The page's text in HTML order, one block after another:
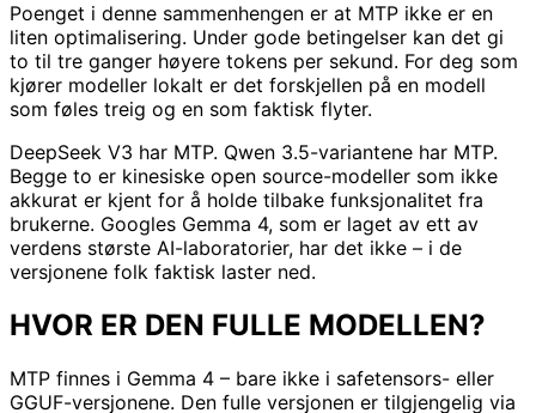
Poenget i denne sammenhengen er at MTP ikke er en
liten optimalisering. Under gode betingelser kan det gi
to til tre ganger høyere tokens per sekund. For deg som
kjører modeller lokalt er det forskjellen på en modell
som føles treig og en som faktisk flyter.
DeepSeek V3 har MTP. Qwen 3.5-variantene har MTP.
Begge to er kinesiske open source-modeller som ikke
akkurat er kjent for å holde tilbake funksjonalitet fra
brukerne. Googles Gemma 4, som er laget av ett av
verdens største AI-laboratorier, har det ikke – i de
versjonene folk faktisk laster ned.
HVOR ER DEN FULLE MODELLEN?
MTP finnes i Gemma 4 – bare ikke i safetensors- eller
GGUF-versjonene. Den fulle versjonen er tilgjengelig via